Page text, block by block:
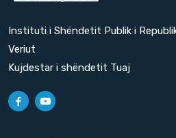
Instituti i Shëndetit Publik i
Veriut
Kujdestar i shëndetit Tuaj